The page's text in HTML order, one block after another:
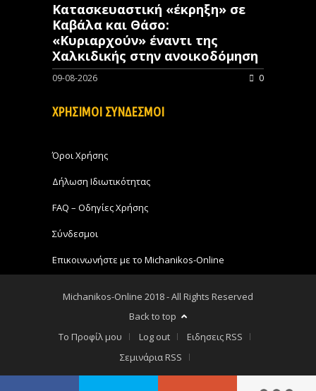
Κατασκευαστική «έκρηξη» σε
Καβάλα και Θάσο:
«Κυριαρχούν» έναντι της
Χαλκιδικής στην ανοικοδόμηση
09-08-2026 0
ΧΡΗΣΙΜΟΙ ΣΥΝΔΕΣΜΟΙ
Όροι Χρήσης
Δήλωση Ιδιωτικότητας
FAQ – Οδηγίες Χρήσης
Σύνδεσμοι
Επικοινωνήστε με το Michanikos-Online
Michanikos-Online 2018 - All Rights Reserved
Back to top
Το Προφίλ μου
Log out
Ειδησεις RSS
Σεμινάρια RSS